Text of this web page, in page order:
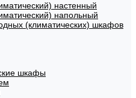
настенный
напольный
(климатических) шкафов
шкафы